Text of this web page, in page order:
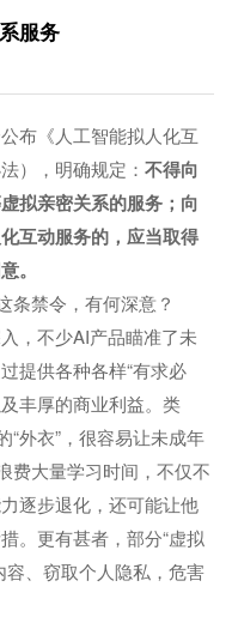
服务
布《人工智能拟人化互
），明确规定： 不得向
拟亲密关系的服务；向
互动服务的，应当取得
。
条禁令，有何深意？
，不少AI产品瞄准了未
提供各种各样“有求必
丰厚的商业利益。类
“外衣”，很容易让未成年
费大量学习时间，不仅不
逐步退化，还可能让他
。更有甚者，部分“虚拟
容、窃取个人隐私，危害